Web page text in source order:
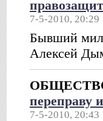
7-5-2010, 20:29
Бывший
Алексей
переправу
7-5-2010, 20:43